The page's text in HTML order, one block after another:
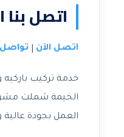
اتصل بنا
اتصل الآن
خدمة تركيب
الخيمة شملت
العمل بجودة